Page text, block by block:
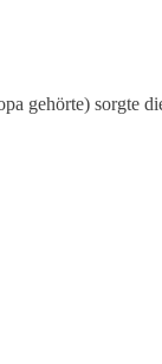
gehörte) sorgte